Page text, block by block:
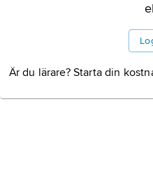
Är du lärare? Starta din